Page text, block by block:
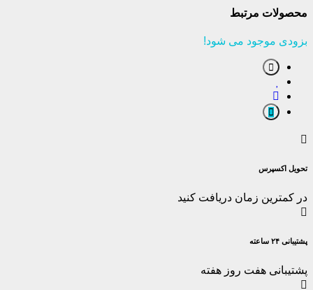
مرتبط
موجود می شود!
اکسپرس
کمترین زمان دریافت کنید
۲۴ ساعته
هفت روز هفته